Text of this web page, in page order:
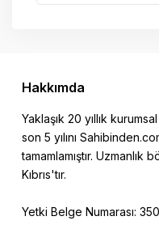
Hakkımda
Yaklaşık 20 yıllık
son 5 yılını
tamamlamıştır.
Kıbrıs'tır.
Yetki Belge Numarası: